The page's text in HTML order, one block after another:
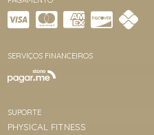
SERVIÇOS FINANCEIROS
SUPORTE
PHYSICAL FITNESS